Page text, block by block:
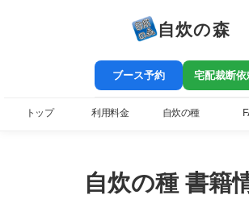
自炊の森
ブース予約 宅配裁断依
トップ 利用料金 自炊の種
自炊の種 書籍